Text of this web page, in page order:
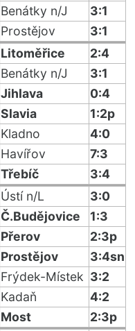
Benátky n/J
3:1
Prostějov
3:1
Litoměřice
2:4
Benátky n/J
3:1
Jihlava
0:4
Slavia
1:2p
Kladno
4:0
Havířov
7:3
Třebíč
3:4
Ústí n/L
3:0
Č.Budějovice
1:3
Přerov
2:3p
Prostějov
3:4sn
Frýdek-Místek 3:2
Kadaň
4:2
Most
2:3p